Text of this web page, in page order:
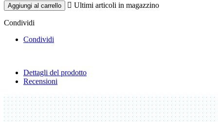
Aggiungi al carrello  Ultimi articoli in magazzino
Condividi
Condividi
Dettagli del prodotto
Recensioni